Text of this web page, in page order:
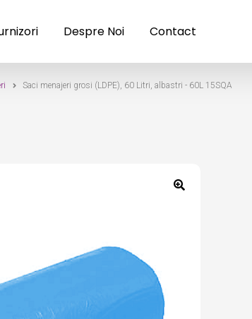
Despre Noi Contact
Saci menajeri grosi (LDPE), 60 Litri, albastri - 60L 15SQA